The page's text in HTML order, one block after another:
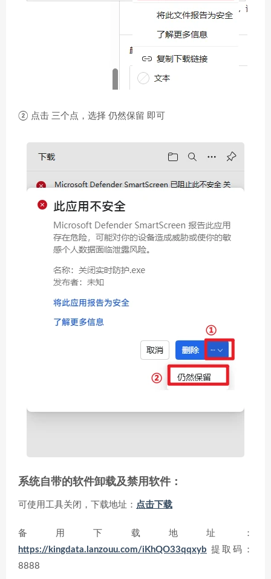
② 点击 三个点，选择 仍然保留 即可
系统自带的软件卸载及禁用软件：
可使用工具关闭，下载地址： 点击下载
备用下载地址：
https://kingdata.lanzouu.com/iKhQO33qqxyb 提取码：
8888